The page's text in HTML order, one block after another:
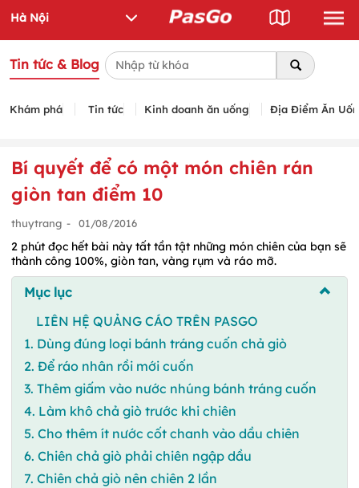
Tin tức & Blog
Khám phá Tin tức Kinh doanh ăn uống Địa Điểm Ăn
Bí quyết để có một món chiên rán
giòn tan điểm 10
thuytrang - 01/08/2016
2 phút đọc hết bài này tất tần tật những món chiên của bạn sẽ
thành công 100%, giòn tan, vàng rụm và ráo mỡ.
Mục lục
LIÊN HỆ QUẢNG CÁO TRÊN PASGO
1. Dùng đúng loại bánh tráng cuốn chả giò
2. Để ráo nhân rồi mới cuốn
3. Thêm giấm vào nước nhúng bánh tráng cuốn
4. Làm khô chả giò trước khi chiên
5. Cho thêm ít nước cốt chanh vào dầu chiên
6. Chiên chả giò phải chiên ngập dầu
7. Chiên chả giò nên chiên 2 lần